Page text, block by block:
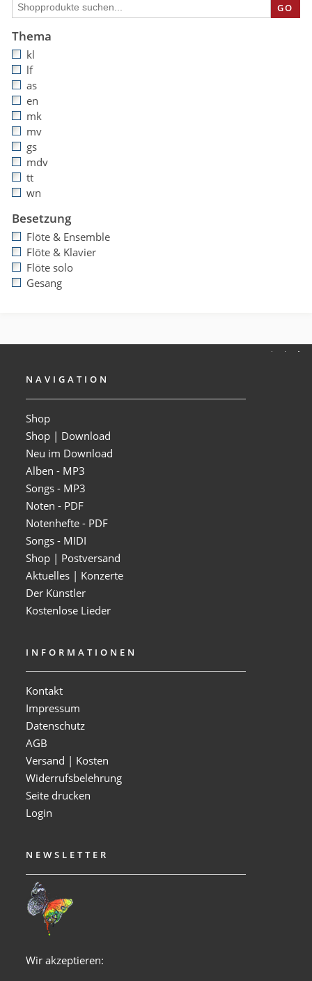
GO
Thema
kl
lf
as
en
mk
mv
gs
mdv
tt
wn
Besetzung
Flöte & Ensemble
Flöte & Klavier
Flöte solo
Gesang
NAVIGATION
Shop
Shop | Download
Neu im Download
Alben - MP3
Songs - MP3
Noten - PDF
Notenhefte - PDF
Songs - MIDI
Shop | Postversand
Aktuelles | Konzerte
Der Künstler
Kostenlose Lieder
INFORMATIONEN
Kontakt
Impressum
Datenschutz
AGB
Versand | Kosten
Widerrufsbelehrung
Seite drucken
Login
NEWSLETTER
Wir akzeptieren: